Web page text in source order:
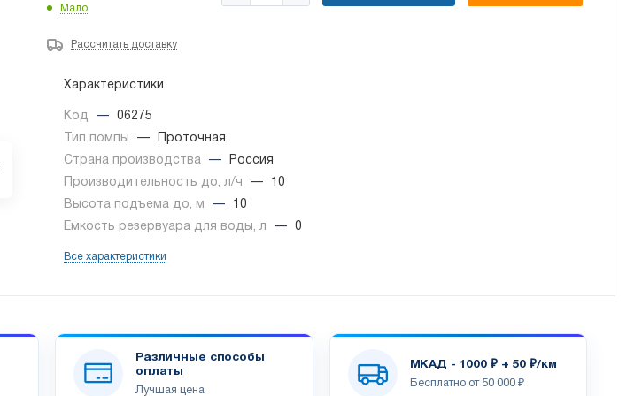
Мало
Рассчитать доставку
Характеристики
Код —
06275
Тип помпы
—
Проточная
Страна производства
—
Россия
Производительность до, л/ч
—
10
Высота подъема до, м
—
10
Емкость резервуара для воды, л
— 0
Все характеристики
Различные способы
оплаты
Лучшая цена
МКАД - 1000 ₽ + 50 ₽/км
Бесплатно от 50 000 ₽